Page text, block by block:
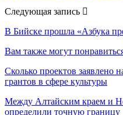
Следующая запись
В Бийске прошла «Азбука
Вам также могут
Сколько проектов заявлено
грантов в сфере культуры
Между Алтайским краем и
определили точную границу